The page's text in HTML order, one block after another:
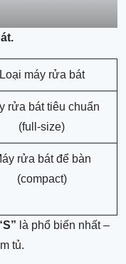
Loại máy rửa bát
rửa bát tiêu chuẩn
(full-size)
rửa bát để bàn
(compact)
là phổ biến nhất –
tủ.